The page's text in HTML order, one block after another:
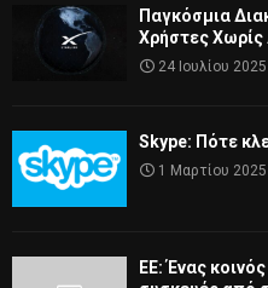
Παγκόσμια
Χρήστες Χωρίς
24 Ιουλίου 2025
Skype: Πότε
1 Μαρτίου 2025
ΕΕ: Ένας